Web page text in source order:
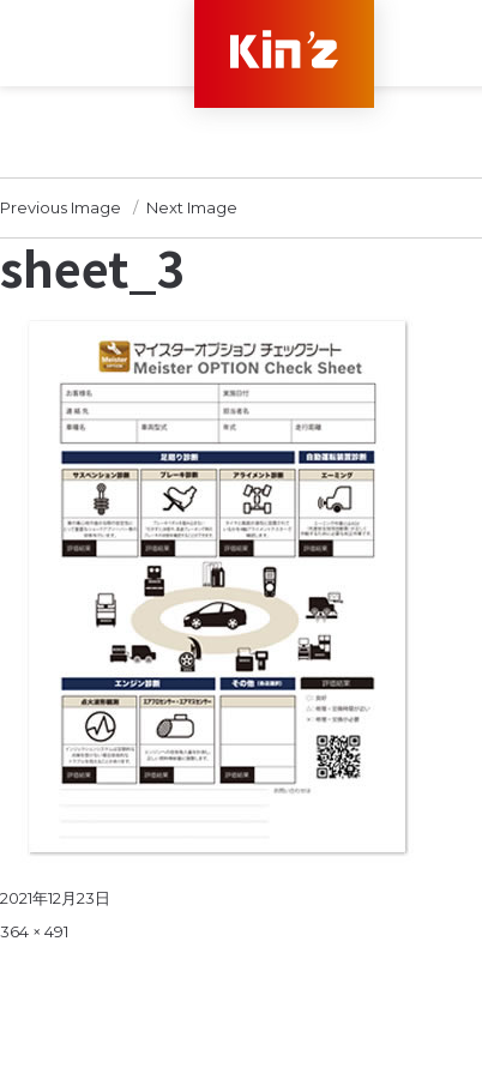
Previous Image Next Image
sheet_3
Posted
on
2021年12月23日
Full
364 × 491